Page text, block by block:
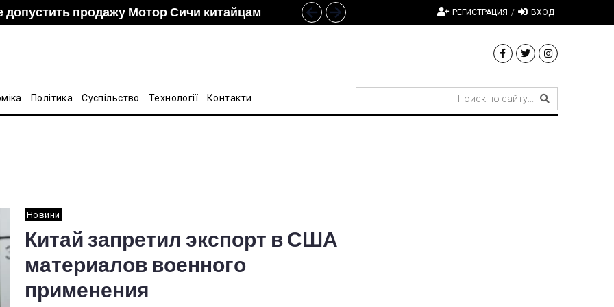
допустить продажу Мотор Сичи китайцам
украинско-китайской Подкомиссии по
и DCH Group подали новую заявку в АМКУ о
на стальные трубы из Китая РЕГИСТРАЦИЯ / ВХОД
Політика Суспільство Технології Контакти
Новини
Китай запретил экспорт в США
материалов военного
применения